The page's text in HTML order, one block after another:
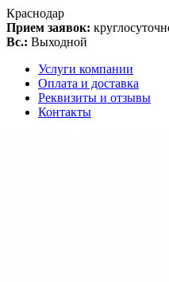
Краснодар
Прием заявок:
Вс.: Выходной
Услуги компании
Оплата и доставка
Реквизиты и отзывы
Контакты